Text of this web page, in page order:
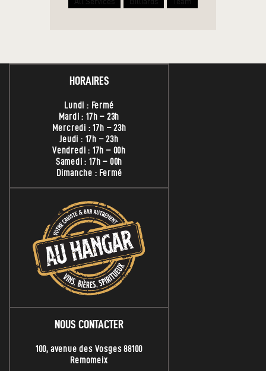
HORAIRES
Lundi : Fermé
Mardi : 17h – 23h
Mercredi : 17h – 23h
Jeudi : 17h – 23h
Vendredi : 17h – 00h
Samedi : 17h – 00h
Dimanche : Fermé
NOUS CONTACTER
100, avenue des Vosges 88100
Remomeix